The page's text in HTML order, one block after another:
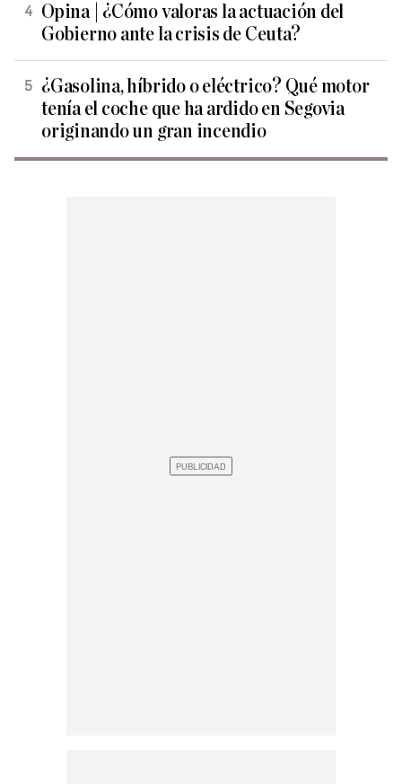
Opina | ¿Cómo valoras la actuación del
Gobierno ante la crisis de Ceuta?
¿Gasolina, híbrido o eléctrico? Qué motor
tenía el coche que ha ardido en Segovia
originando un gran incendio